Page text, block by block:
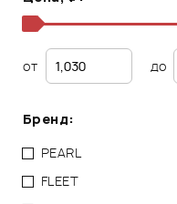
от до
Бренд:
PEARL
FLEET